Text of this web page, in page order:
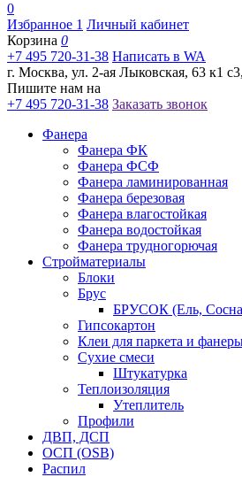
0
Избранное 1 Личный кабинет
Корзина 0
+7 495 720-31-38 Написать в WA
г. Москва, ул. 2-ая Лыковская, 63 к1
Пишите нам на
+7 495 720-31-38 Заказать звонок
Фанера
Фанера ФК
Фанера ФСФ
Фанера ламинированная
Фанера березовая
Фанера влагостойкая
Фанера водостойкая
Фанера трудногорючая
Стройматериалы
Блоки
Брус
БРУСОК (Ель,
Гипсокартон
Клеи для паркета и
Сухие смеси
Штукатурка
Теплоизоляция
Утеплитель
Профили
ДВП, ДСП
ОСП (OSB)
Распил